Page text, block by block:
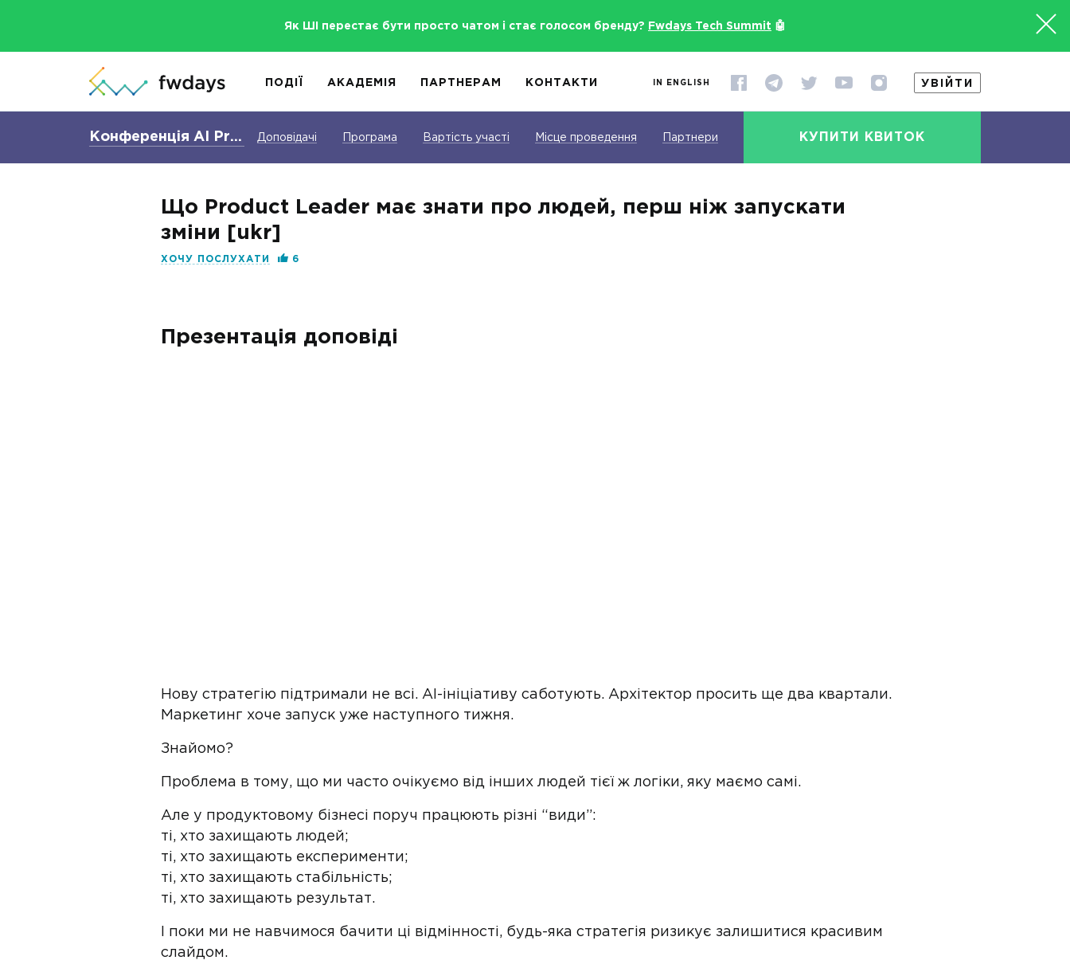
Як ШІ перестає бути просто чатом і стає голосом бренду? Fwdays Tech Summit 🤖
ПОДІЇ АКАДЕМІЯ ПАРТНЕРАМ КОНТАКТИ IN ENGLISH УВІЙТИ
Конференція AI Product fwdays'26 Доповідачі Програма Вартість участі Місце проведення Партнери КУПИТИ КВИТОК
Що Product Leader має знати про людей, перш ніж запускати
зміни [ukr]
ХОЧУ ПОСЛУХАТИ 6
Презентація доповіді
Нову стратегію підтримали не всі. AI-ініціативу саботують. Архітектор просить ще два квартали.
Маркетинг хоче запуск уже наступного тижня.
Знайомо?
Проблема в тому, що ми часто очікуємо від інших людей тієї ж логіки, яку маємо самі.
Але у продуктовому бізнесі поруч працюють різні “види”:
ті, хто захищають людей;
ті, хто захищають експерименти;
ті, хто захищають стабільність;
ті, хто захищають результат.
І поки ми не навчимося бачити ці відмінності, будь-яка стратегія ризикує залишитися красивим
слайдом.